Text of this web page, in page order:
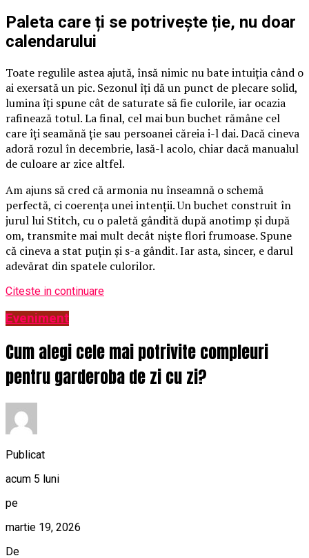
Paleta care ți se potrivește ție, nu doar
calendarului
Toate regulile astea ajută, însă nimic nu bate intuiția când o
ai exersată un pic. Sezonul îți dă un punct de plecare solid,
lumina îți spune cât de saturate să fie culorile, iar ocazia
rafinează totul. La final, cel mai bun buchet rămâne cel
care îți seamănă ție sau persoanei căreia i-l dai. Dacă cineva
adoră rozul în decembrie, lasă-l acolo, chiar dacă manualul
de culoare ar zice altfel.
Am ajuns să cred că armonia nu înseamnă o schemă
perfectă, ci coerența unei intenții. Un buchet construit în
jurul lui Stitch, cu o paletă gândită după anotimp și după
om, transmite mai mult decât niște flori frumoase. Spune
că cineva a stat puțin și s-a gândit. Iar asta, sincer, e darul
adevărat din spatele culorilor.
Citeste in continuare
Eveniment
Cum alegi cele mai potrivite compleuri
pentru garderoba de zi cu zi?
Publicat
acum 5 luni
pe
martie 19, 2026
De